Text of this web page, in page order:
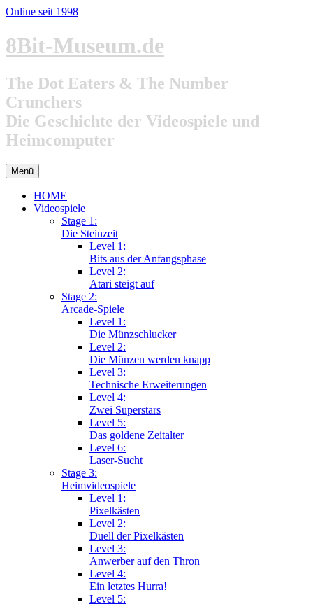
Online seit 1998
Zum
Inhalt
8Bit-Museum.de
The Dot Eaters & The Number
Crunchers
Die Geschichte der Videospiele und
Heimcomputer
Menü
HOME
Videospiele
Stage 1:
Die Steinzeit
Level 1:
Bits aus der Anfangsphase
Level 2:
Atari steigt auf
Stage 2:
Arcade-Spiele
Level 1:
Die Münzschlucker
Level 2:
Die Münzen werden knapp
Level 3:
Technische Erweiterungen
Level 4:
Zwei Superstars
Level 5:
Das goldene Zeitalter
Level 6:
Laser-Sucht
Stage 3:
Heimvideospiele
Level 1:
Pixelkästen
Level 2:
Duell der Pixelkästen
Level 3:
Anwerber auf den Thron
Level 4:
Ein letztes Hurra!
Level 5: